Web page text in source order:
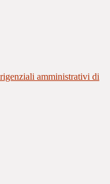
amministrativi di